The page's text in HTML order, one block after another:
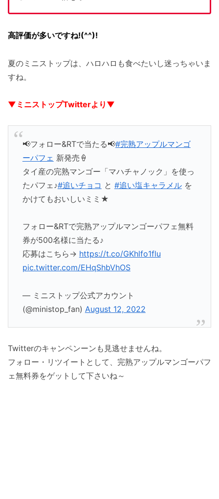
高評価が多いですね!(^^)!
夏のミニストップは、ハロハロも食べたいし迷っちゃいま
すね。
▼ミニストップTwitterより▼
📢フォロー&RTで当たる📢#完熟アップルマンゴ
ーパフェ 新発売🍦
タイ産の完熟マンゴー「マハチャノック」を使っ
たパフェ♪#追いチョコ と #追い塩キャラメルを
かけてもおいしいミミ★
フォロー&RTで完熟アップルマンゴーパフェ無料
券が500名様に当たる♪
応募はこちら→ https://t.co/GKhlfo1flu
pic.twitter.com/EHqShbVhOS
— ミニストップ公式アカウント
(@ministop_fan) August 12, 2022
Twitterのキャンペンーンも見逃せませんね。
フォロー・リツイートとして、完熟アップルマンゴーパフ
ェ無料券をゲットして下さいね～